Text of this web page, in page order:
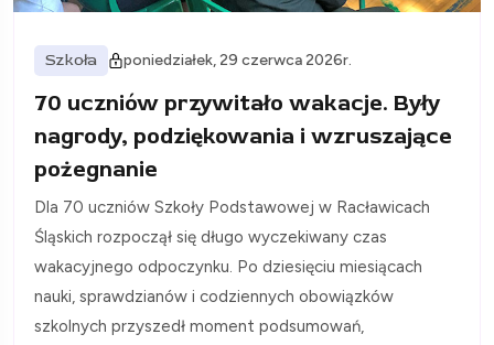
Szkoła poniedziałek, 29 czerwca 2026r.
70 uczniów przywitało wakacje. Były
nagrody, podziękowania i wzruszające
pożegnanie
Dla 70 uczniów Szkoły Podstawowej w Racławicach
Śląskich rozpoczął się długo wyczekiwany czas
wakacyjnego odpoczynku. Po dziesięciu miesiącach
nauki, sprawdzianów i codziennych obowiązków
szkolnych przyszedł moment podsumowań,